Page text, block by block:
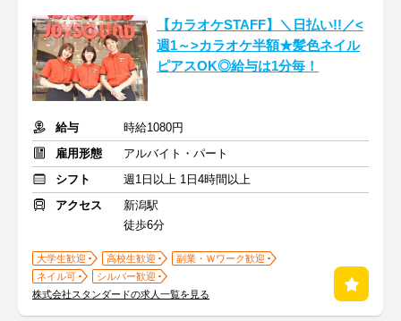
【カラオケSTAFF】＼日払い!!／<
週1～>カラオケ半額★髪色ネイル
ピアスOK◎給与は1分毎！
給与
時給1080円
雇用形態
アルバイト・パート
シフト
週1日以上 1日4時間以上
アクセス
新潟駅
徒歩6分
大学生歓迎 高校生歓迎
副業・Ｗワーク歓迎
ネイル可
シルバー歓迎
株式会社スタンダードの求人一覧を見る